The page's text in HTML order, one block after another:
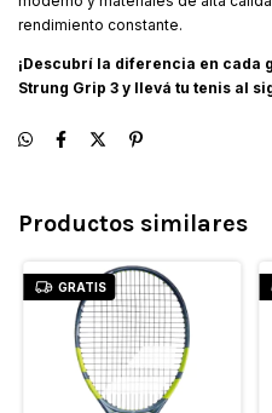
rendimiento constante.
¡Descubrí la diferencia en cada
Strung Grip 3 y llevá tu tenis al
Productos similares
GRATIS